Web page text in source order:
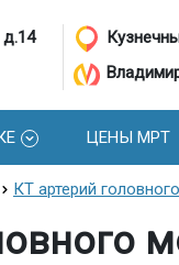
ЦЕНЫ МРТ
КТ артерий